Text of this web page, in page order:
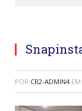
POR CR2-ADMIN4 EM